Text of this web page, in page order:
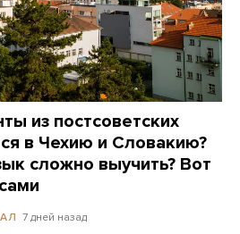
из постсоветских
в Чехию и Словакию?
сложно выучить? Вот
7 дней назад